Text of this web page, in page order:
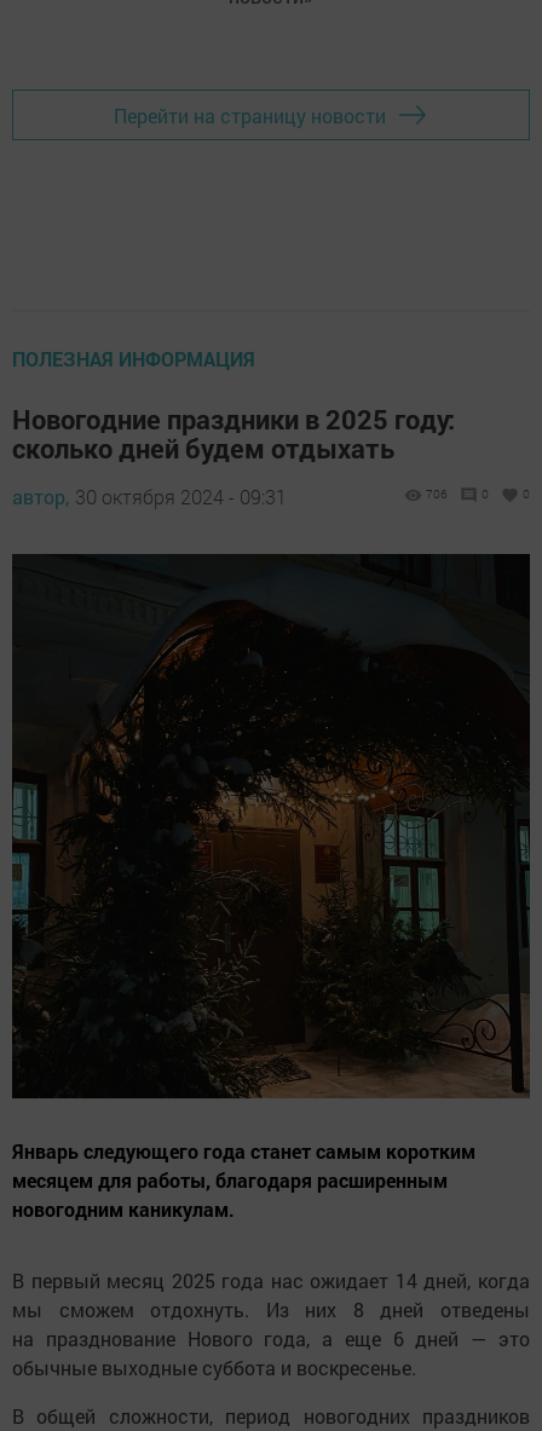
Перейти на страницу новости
ПОЛЕЗНАЯ ИНФОРМАЦИЯ
Новогодние праздники в 2025 году:
сколько дней будем отдыхать
автор, 30 октября 2024 - 09:31 706 0 0
Январь следующего года станет самым коротким
месяцем для работы, благодаря расширенным
новогодним каникулам.
В первый месяц 2025 года нас ожидает 14 дней, когда
мы сможем отдохнуть. Из них 8 дней отведены
на празднование Нового года, а еще 6 дней — это
обычные выходные суббота и воскресенье.
В общей сложности, период новогодних праздников